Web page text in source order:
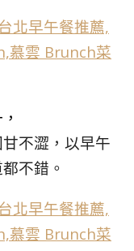
不澀，以早午
不錯。